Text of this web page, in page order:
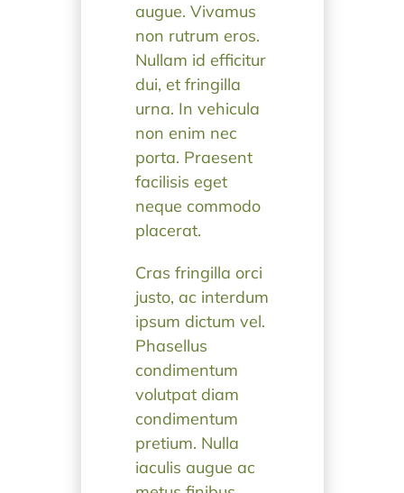
augue. Vivamus
non rutrum eros.
Nullam id efficitur
dui, et fringilla
urna. In vehicula
non enim nec
porta. Praesent
facilisis eget
neque commodo
placerat.
Cras fringilla orci
justo, ac interdum
ipsum dictum vel.
Phasellus
condimentum
volutpat diam
condimentum
pretium. Nulla
iaculis augue ac